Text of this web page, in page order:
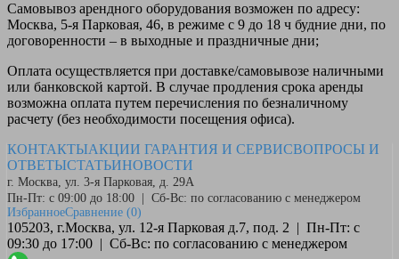
Самовывоз арендного оборудования возможен по адресу:
Москва, 5-я Парковая, 46, в режиме с 9 до 18 ч будние дни, по
договоренности – в выходные и праздничные дни;
Оплата осуществляется при доставке/самовывозе наличными
или банковской картой. В случае продления срока аренды
возможна оплата путем перечисления по безналичному
расчету (без необходимости посещения офиса).
КОНТАКТЫАКЦИИ ГАРАНТИЯ И СЕРВИСВОПРОСЫ И
ОТВЕТЫСТАТЬИНОВОСТИ
г. Москва, ул. 3-я Парковая, д. 29А
Пн-Пт: с 09:00 до 18:00 | Сб-Вс: по согласованию с менеджером
ИзбранноеСравнение (0)
105203, г.Москва, ул. 12-я Парковая д.7, под. 2 | Пн-Пт: с
09:30 до 17:00 | Сб-Вс: по согласованию с менеджером